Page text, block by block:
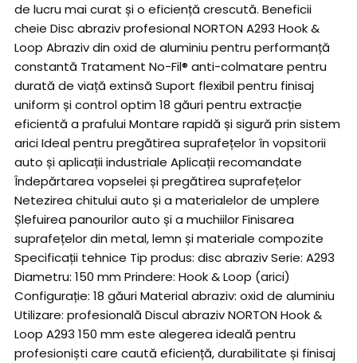
de lucru mai curat și o eficiență crescută. Beneficii
cheie Disc abraziv profesional NORTON A293 Hook &
Loop Abraziv din oxid de aluminiu pentru performanță
constantă Tratament No-Fil® anti-colmatare pentru
durată de viață extinsă Suport flexibil pentru finisaj
uniform și control optim 18 găuri pentru extracție
eficientă a prafului Montare rapidă și sigură prin sistem
arici Ideal pentru pregătirea suprafețelor în vopsitorii
auto și aplicații industriale Aplicații recomandate
Îndepărtarea vopselei și pregătirea suprafețelor
Netezirea chitului auto și a materialelor de umplere
Șlefuirea panourilor auto și a muchiilor Finisarea
suprafețelor din metal, lemn și materiale compozite
Specificații tehnice Tip produs: disc abraziv Serie: A293
Diametru: 150 mm Prindere: Hook & Loop (arici)
Configurație: 18 găuri Material abraziv: oxid de aluminiu
Utilizare: profesională Discul abraziv NORTON Hook &
Loop A293 150 mm este alegerea ideală pentru
profesioniști care caută eficiență, durabilitate și finisaj